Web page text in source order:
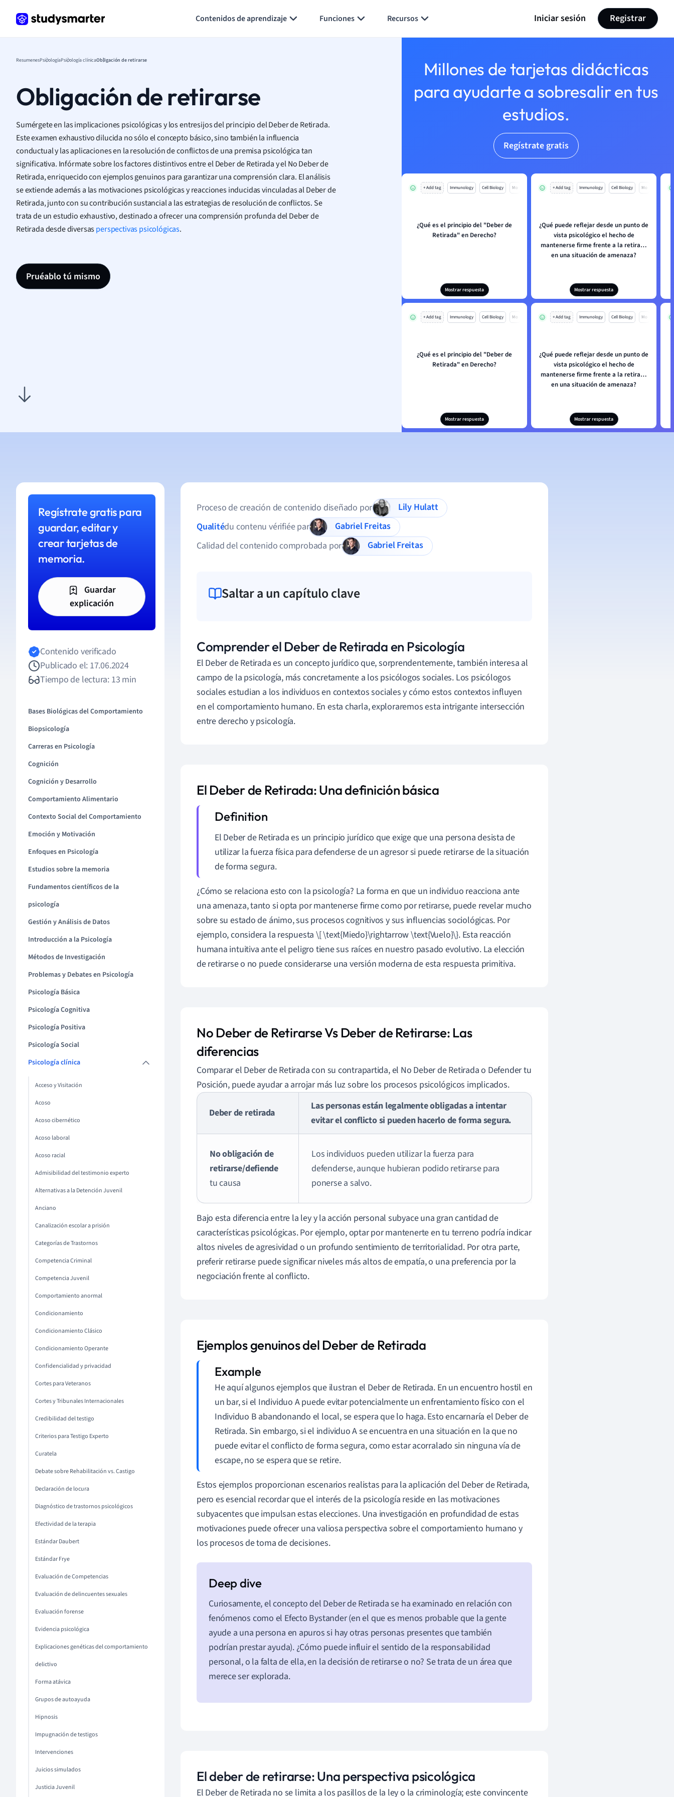
Contenidos de aprendizaje Funciones Recursos Iniciar sesión Registrar
ResumenesPsicologíaPsicología clínicaObligación de retirarse
Obligación de retirarse
Sumérgete en las implicaciones psicológicas y los entresijos del principio del Deber de Retirada.
Este examen exhaustivo dilucida no sólo el concepto básico, sino también la influencia
conductual y las aplicaciones en la resolución de conflictos de una premisa psicológica tan
significativa. Infórmate sobre los factores distintivos entre el Deber de Retirada y el No Deber de
Retirada, enriquecido con ejemplos genuinos para garantizar una comprensión clara. El análisis
se extiende además a las motivaciones psicológicas y reacciones inducidas vinculadas al Deber de
Retirada, junto con su contribución sustancial a las estrategias de resolución de conflictos. Se
trata de un estudio exhaustivo, destinado a ofrecer una comprensión profunda del Deber de
Retirada desde diversasperspectivas psicológicas.
Pruéablo tú mismo
Millones de tarjetas didácticas
para ayudarte a sobresalir en tus
estudios.
Regístrate gratis
+ Add tag Immunology Cell Biology Mo
¿Qué es el principio del "Deber de
Retirada" en Derecho?
Mostrar respuesta
+ Add tag Immunology Cell Biology Mo
¿Qué puede reflejar desde un punto de
vista psicológico el hecho de
mantenerse firme frente a la retirada
en una situación de amenaza?
Mostrar respuesta
+ Add tag Immunology Cell Biology Mo
¿Qué es el principio del "Deber de
Retirada" en Derecho?
Mostrar respuesta
+ Add tag Immunology Cell Biology Mo
¿Qué puede reflejar desde un punto de
vista psicológico el hecho de
mantenerse firme frente a la retirada
en una situación de amenaza?
Mostrar respuesta
Regístrate gratis para
guardar, editar y
crear tarjetas de
memoria.
Guardar
explicación
Contenido verificado
Publicado el: 17.06.2024
Tiempo de lectura: 13 min
Bases Biológicas del Comportamiento
Biopsicología
Carreras en Psicología
Cognición
Cognición y Desarrollo
Comportamiento Alimentario
Contexto Social del Comportamiento
Emoción y Motivación
Enfoques en Psicología
Estudios sobre la memoria
Fundamentos científicos de la
psicología
Gestión y Análisis de Datos
Introducción a la Psicología
Métodos de Investigación
Problemas y Debates en Psicología
Psicología Básica
Psicología Cognitiva
Psicología Positiva
Psicología Social
Psicología clínica
Acceso y Visitación
Acoso
Acoso cibernético
Acoso laboral
Acoso racial
Admisibilidad del testimonio experto
Alternativas a la Detención Juvenil
Anciano
Canalización escolar a prisión
Categorías de Trastornos
Competencia Criminal
Competencia Juvenil
Comportamiento anormal
Condicionamiento
Condicionamiento Clásico
Condicionamiento Operante
Confidencialidad y privacidad
Cortes para Veteranos
Cortes y Tribunales Internacionales
Credibilidad del testigo
Criterios para Testigo Experto
Curatela
Debate sobre Rehabilitación vs. Castigo
Declaración de locura
Diagnóstico de trastornos psicológicos
Efectividad de la terapia
Estándar Daubert
Estándar Frye
Evaluación de Competencias
Evaluación de delincuentes sexuales
Evaluación forense
Evidencia psicológica
Explicaciones genéticas del comportamiento
delictivo
Forma atávica
Grupos de autoayuda
Hipnosis
Impugnación de testigos
Intervenciones
Juicios simulados
Justicia Juvenil
Proceso de creación de contenido diseñado por
Lily Hulatt
Qualitédu contenu vérifiée par
Gabriel Freitas
Calidad del contenido comprobada por
Gabriel Freitas
Saltar a un capítulo clave
Comprender el Deber de Retirada en Psicología
El Deber de Retirada es un concepto jurídico que, sorprendentemente, también interesa al
campo de la psicología, más concretamente a los psicólogos sociales. Los psicólogos
sociales estudian a los individuos en contextos sociales y cómo estos contextos influyen
en el comportamiento humano. En esta charla, exploraremos esta intrigante intersección
entre derecho y psicología.
El Deber de Retirada: Una definición básica
El Deber de Retirada es un principio jurídico que exige que una persona desista de
utilizar la fuerza física para defenderse de un agresor si puede retirarse de la situación
de forma segura.
¿Cómo se relaciona esto con la psicología? La forma en que un individuo reacciona ante
una amenaza, tanto si opta por mantenerse firme como por retirarse, puede revelar mucho
sobre su estado de ánimo, sus procesos cognitivos y sus influencias sociológicas. Por
ejemplo, considera la respuesta \[ \text{Miedo}\rightarrow \text{Vuelo}\}. Esta reacción
humana intuitiva ante el peligro tiene sus raíces en nuestro pasado evolutivo. La elección
de retirarse o no puede considerarse una versión moderna de esta respuesta primitiva.
No Deber de Retirarse Vs Deber de Retirarse: Las
diferencias
Comparar el Deber de Retirada con su contrapartida, el No Deber de Retirada o Defender tu
Posición, puede ayudar a arrojar más luz sobre los procesos psicológicos implicados.
Deberde retirada
Las personas están legalmente obligadas a intentar
evitar el conflicto si pueden hacerlo de forma segura.
No obligación de
retirarse/defiende
tu causa
Los individuos pueden utilizar la fuerza para
defenderse, aunque hubieran podido retirarse para
ponerse a salvo.
Bajo esta diferencia entre la ley y la acción personal subyace una gran cantidad de
características psicológicas. Por ejemplo, optar por mantenerte en tu terreno podría indicar
altos niveles de agresividad o un profundo sentimiento de territorialidad. Por otra parte,
preferir retirarse puede significar niveles más altos de empatía, o una preferencia por la
negociación frente al conflicto.
Ejemplos genuinos del Deber de Retirada
He aquí algunos ejemplos que ilustran el Deber de Retirada. En un encuentro hostil en
un bar, si el Individuo A puede evitar potencialmente un enfrentamiento físico con el
Individuo B abandonando el local, se espera que lo haga. Esto encarnaría el Deber de
Retirada. Sin embargo, si el individuo A se encuentra en una situación en la que no
puede evitar el conflicto de forma segura, como estar acorralado sin ninguna vía de
escape, no se espera que se retire.
Estos ejemplos proporcionan escenarios realistas para la aplicación del Deber de Retirada,
pero es esencial recordar que el interés de la psicología reside en las motivaciones
subyacentes que impulsan estas elecciones. Una investigación en profundidad de estas
motivaciones puede ofrecer una valiosa perspectiva sobre el comportamiento humano y
los procesos de toma de decisiones.
Curiosamente, el concepto del Deber de Retirada se ha examinado en relación con
fenómenos como el Efecto Bystander (en el que es menos probable que la gente
ayude a una persona en apuros si hay otras personas presentes que también
podrían prestar ayuda). ¿Cómo puede influir el sentido de la responsabilidad
personal, o la falta de ella, en la decisión de retirarse o no? Se trata de un área que
merece ser explorada.
El deber de retirarse: Una perspectiva psicológica
El Deber de Retirada no se limita a los pasillos de la ley o la criminología; este convincente